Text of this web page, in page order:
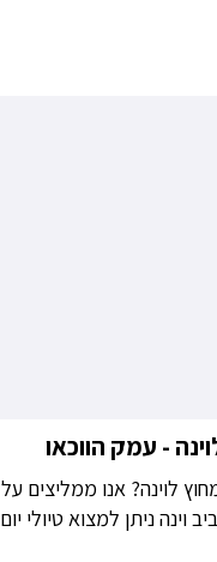
- עמק הווכאו
לוינה? אנו ממליצים
וינה ניתן למצוא טיולי